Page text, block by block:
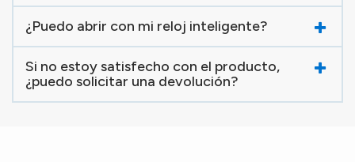
¿Puedo abrir con mi reloj inteligente?
Si no estoy satisfecho con el producto,
¿puedo solicitar una devolución?